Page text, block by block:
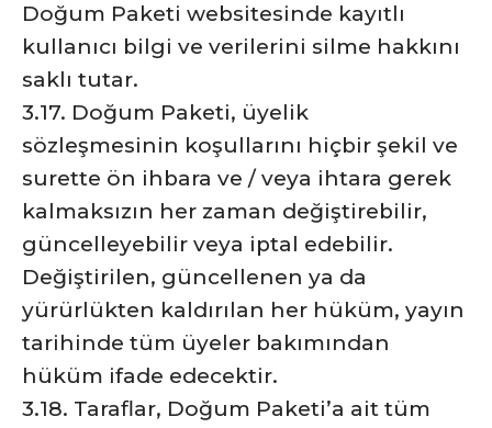
Doğum Paketi websitesinde kayıtlı
kullanıcı bilgi ve verilerini silme hakkını
saklı tutar.
3.17. Doğum Paketi, üyelik
sözleşmesinin koşullarını hiçbir şekil ve
surette ön ihbara ve / veya ihtara gerek
kalmaksızın her zaman değiştirebilir,
güncelleyebilir veya iptal edebilir.
Değiştirilen, güncellenen ya da
yürürlükten kaldırılan her hüküm, yayın
tarihinde tüm üyeler bakımından
hüküm ifade edecektir.
3.18. Taraflar, Doğum Paketi’a ait tüm